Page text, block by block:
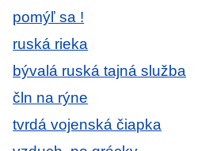
pomýľ sa !
ruská rieka
bývalá ruská tajná služba
čln na rýne
tvrdá vojenská čiapka